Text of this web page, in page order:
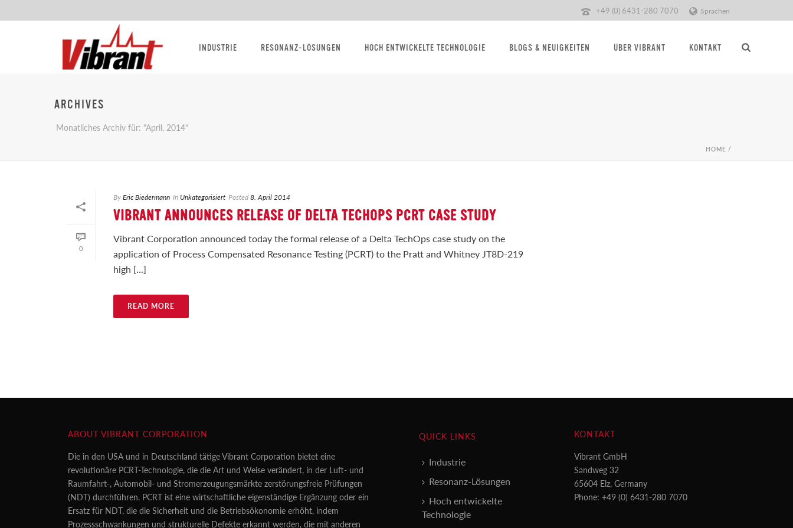
+49 (0) 6431-280 7070 Sprachen
INDUSTRIE RESONANZ-LÖSUNGEN HOCH ENTWICKELTE TECHNOLOGIE BLOGS & NEUIGKEITEN ÜBER VIBRANT KONTAKT
ARCHIVES
Monatliches Archiv für: "April, 2014"
HOME /
0
ByEric Biedermann In Unkategorisiert Posted8. April 2014
VIBRANT ANNOUNCES RELEASE OF DELTA TECHOPS PCRT CASE STUDY
Vibrant Corporation announced today the formal release of a Delta TechOps case study on the
application of Process Compensated Resonance Testing (PCRT) to the Pratt and Whitney JT8D-219
high [...]
READ MORE
ABOUT VIBRANT CORPORATION
Die in den USA und in Deutschland tätige Vibrant Corporation bietet eine
revolutionäre PCRT-Technologie, die die Art und Weise verändert, in der Luft- und
Raumfahrt-, Automobil- und Stromerzeugungsmärkte zerstörungsfreie Prüfungen
(NDT) durchführen. PCRT ist eine wirtschaftliche eigenständige Ergänzung oder ein
Ersatz für NDT, die die Sicherheit und die Betriebsökonomie erhöht, indem
Prozessschwankungen und strukturelle Defekte erkannt werden, die mit anderen
QUICK LINKS
Industrie
Resonanz-Lösungen
Hoch entwickelte
Technologie
KONTAKT
Vibrant GmbH
Sandweg 32
65604 Elz, Germany
Phone: +49 (0) 6431-280 7070